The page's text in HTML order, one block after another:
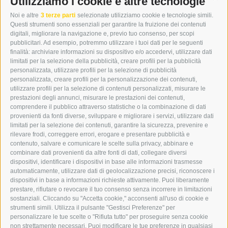
Noi e altre 3 terze parti selezionate utilizziamo cookie e tecnologie simili.
Questi strumenti sono essenziali per garantire la fruizione dei contenuti
digitali, migliorare la navigazione e, previo tuo consenso, per scopi
pubblicitari. Ad esempio, potremmo utilizzare i tuoi dati per le seguenti
finalità: archiviare informazioni su dispositivo e/o accedervi, utilizzare dati
limitati per la selezione della pubblicità, creare profili per la pubblicità
personalizzata, utilizzare profili per la selezione di pubblicità
personalizzata, creare profili per la personalizzazione dei contenuti,
utilizzare profili per la selezione di contenuti personalizzati, misurare le
prestazioni degli annunci, misurare le prestazioni dei contenuti,
comprendere il pubblico attraverso statistiche o la combinazione di dati
provenienti da fonti diverse, sviluppare e migliorare i servizi, utilizzare dati
limitati per la selezione dei contenuti, garantire la sicurezza, prevenire e
rilevare frodi, correggere errori, erogare e presentare pubblicità e
contenuto, salvare e comunicare le scelte sulla privacy, abbinare e
combinare dati provenienti da altre fonti di dati, collegare diversi
dispositivi, identificare i dispositivi in base alle informazioni trasmesse
automaticamente, utilizzare dati di geolocalizzazione precisi, riconoscere i
dispositivi in base a informazioni richieste attivamente. Puoi liberamente
prestare, rifiutare o revocare il tuo consenso senza incorrere in limitazioni
sostanziali. Cliccando su "Accetta cookie," acconsenti all'uso di cookie e
strumenti simili. Utilizza il pulsante "Gestisci Preferenze" per
personalizzare le tue scelte o "Rifiuta tutto" per proseguire senza cookie
non strettamente necessari. Puoi modificare le tue preferenze in qualsiasi
I-39049 VIPITENO
TEL.: +39 0472 766876
GRAFIK@DERERKER.IT
INFO@DERERKER.IT
BARBARA.FONTANA@DERERKER.IT
ERKER
PUBBLICITÀ NELL’ERKER
PUBBLICITÀ ONLINE
ADDEBITO DIRETTO SEPA
REGOLAMENTO COMMENTI
ONLINE VOTING
SERVICE
EVENTI
ANNUNCI
LINK UTILI